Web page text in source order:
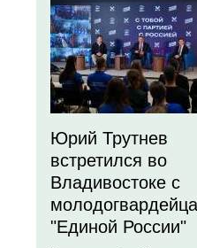
Юрий Трутнев
встретился во
Владивостоке с
"Единой России"